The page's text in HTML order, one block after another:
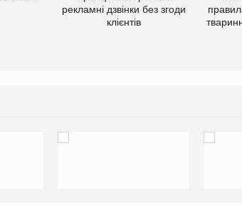
рекламні дзвінки без згоди
клієнтів